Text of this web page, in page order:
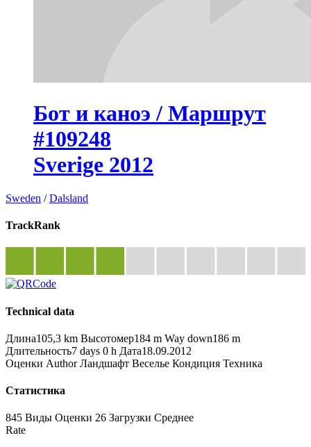
Бот и каноэ / Маршрут
#109248
Sverige 2012
Sweden /Dalsland
TrackRank
Technical data
Длина105,3 km Высотомер184 m Way down186 m
Длительность7 days 0 h Дата18.09.2012
Оценки Author Ландшафт Веселье Кондиция Техника
Статистика
845 Виды Оценки 26 Загрузки Среднее
Rate